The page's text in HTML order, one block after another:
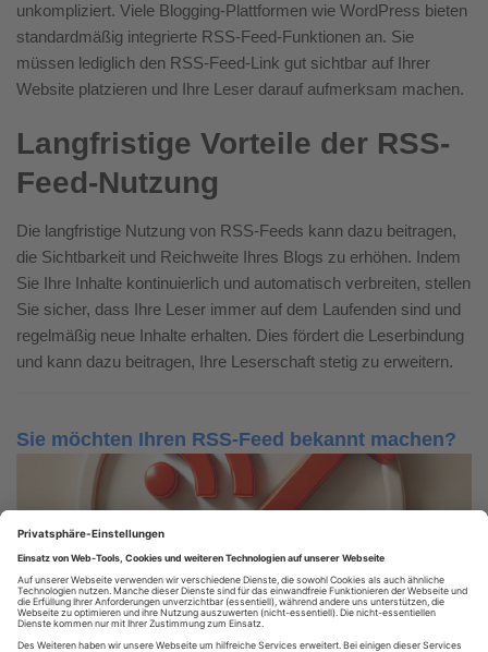
unkompliziert. Viele Blogging-Plattformen wie WordPress bieten
standardmäßig integrierte RSS-Feed-Funktionen an. Sie
müssen lediglich den RSS-Feed-Link gut sichtbar auf Ihrer
Website platzieren und Ihre Leser darauf aufmerksam machen.
Langfristige Vorteile der RSS-
Feed-Nutzung
Die langfristige Nutzung von RSS-Feeds kann dazu beitragen,
die Sichtbarkeit und Reichweite Ihres Blogs zu erhöhen. Indem
Sie Ihre Inhalte kontinuierlich und automatisch verbreiten, stellen
Sie sicher, dass Ihre Leser immer auf dem Laufenden sind und
regelmäßig neue Inhalte erhalten. Dies fördert die Leserbindung
und kann dazu beitragen, Ihre Leserschaft stetig zu erweitern.
Sie möchten Ihren RSS-Feed bekannt machen?
Nutzen Sie unser RSS-Verzeichnis!
RSS FEED EINTRAGEN